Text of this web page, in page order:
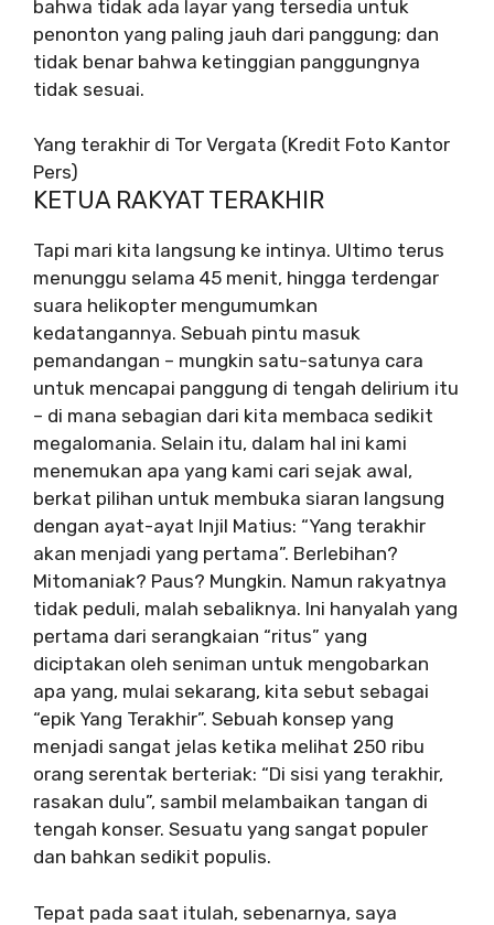
bahwa tidak ada layar yang tersedia untuk
penonton yang paling jauh dari panggung; dan
tidak benar bahwa ketinggian panggungnya
tidak sesuai.
Yang terakhir di Tor Vergata (Kredit Foto Kantor
Pers)
KETUA RAKYAT TERAKHIR
Tapi mari kita langsung ke intinya. Ultimo terus
menunggu selama 45 menit, hingga terdengar
suara helikopter mengumumkan
kedatangannya. Sebuah pintu masuk
pemandangan – mungkin satu-satunya cara
untuk mencapai panggung di tengah delirium itu
– di mana sebagian dari kita membaca sedikit
megalomania. Selain itu, dalam hal ini kami
menemukan apa yang kami cari sejak awal,
berkat pilihan untuk membuka siaran langsung
dengan ayat-ayat Injil Matius: “Yang terakhir
akan menjadi yang pertama”. Berlebihan?
Mitomaniak? Paus? Mungkin. Namun rakyatnya
tidak peduli, malah sebaliknya. Ini hanyalah yang
pertama dari serangkaian “ritus” yang
diciptakan oleh seniman untuk mengobarkan
apa yang, mulai sekarang, kita sebut sebagai
“epik Yang Terakhir”. Sebuah konsep yang
menjadi sangat jelas ketika melihat 250 ribu
orang serentak berteriak: “Di sisi yang terakhir,
rasakan dulu”, sambil melambaikan tangan di
tengah konser. Sesuatu yang sangat populer
dan bahkan sedikit populis.
Tepat pada saat itulah, sebenarnya, saya